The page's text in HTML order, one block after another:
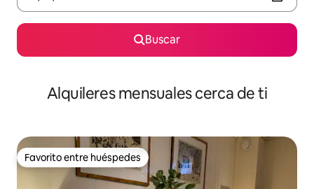
Buscar
Alquileres mensuales cerca de ti
Favorito entre huéspedes
Favorito entre huéspedes